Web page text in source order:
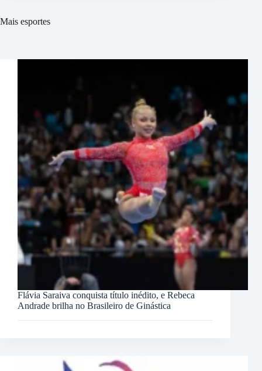
Mais esportes
Flávia Saraiva conquista título inédito, e Rebeca
Andrade brilha no Brasileiro de Ginástica